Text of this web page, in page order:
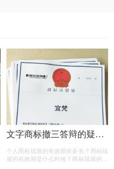
文字商标撤三答辩的疑问
个人商标续展的有效期有多长？商标续
展的有效期是什么时候？商标续展的费